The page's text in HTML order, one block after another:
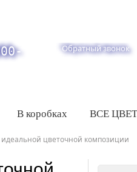
Обратный звонок
В коробках ВСЕ
цветочной композиции